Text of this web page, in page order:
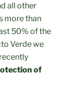
all other
more than
50% of the
Verde we
of